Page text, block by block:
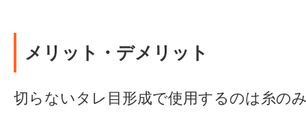
メリット・デメリット
切らないタレ目形成で使用するのは糸の